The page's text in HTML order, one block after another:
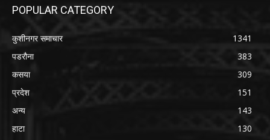
POPULAR CATEGORY
कुशीनगर समाचार
1341
पडरौना
383
कसया
309
प्रदेश
151
अन्य
143
हाटा
130